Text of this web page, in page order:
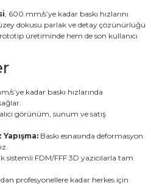
, 600 mm/s’ye kadar baskı hızlarını
dokusu parlak ve detay çözünürlüğü
üretiminde hem de son kullanıcı
s’ye kadar baskı hızlarında
görünüm, sunum ve satış
Baskı esnasında deformasyon
sistemli FDM/FFF 3D yazıcılarla tam
profesyonellere kadar herkes için